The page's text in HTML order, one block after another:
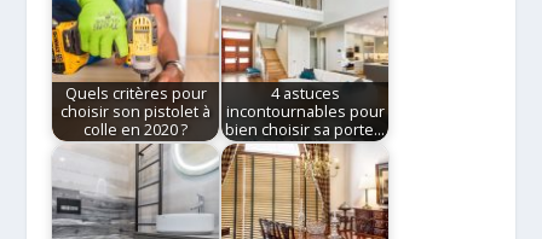
Quels critères pour
choisir son pistolet à
colle en 2020 ?
4 astuces
incontournables pour
bien choisir sa porte…